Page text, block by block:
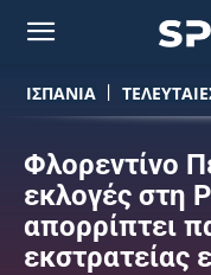
ΙΣΠΑΝΙΑ
Φλορεντίνο
εκλογές στη
απορρίπτει
εκστρατείας